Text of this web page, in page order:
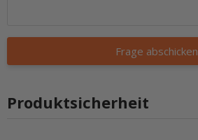
Frage abschicken
Produktsicherheit